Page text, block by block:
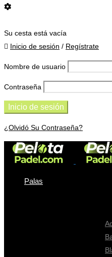
Su cesta está vacía
Inicio de sesión / Regístrate
Nombre de usuario
Contraseña
¿Olvidó Su Contraseña?
Palas